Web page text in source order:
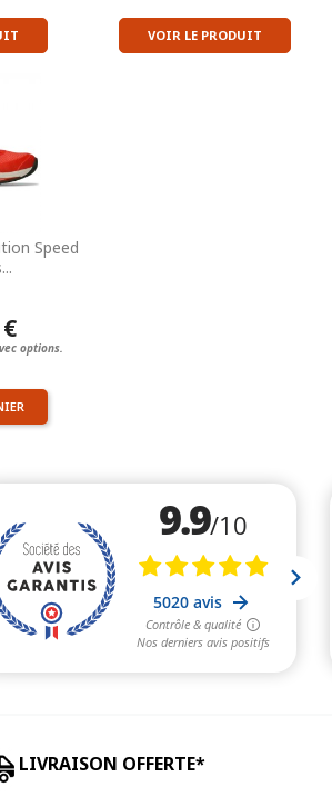
VOIR LE PRODUIT
Speed
options.
LIVRAISON OFFERTE*